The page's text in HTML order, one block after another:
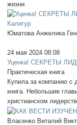
жизни
Юматова Анжелика
24 мая 2024 08:08
Уценка! СЕКРЕТЫ
Практическая книга
Купила за компанию с
книга. Небольшие
христианском
Власенко Виталий